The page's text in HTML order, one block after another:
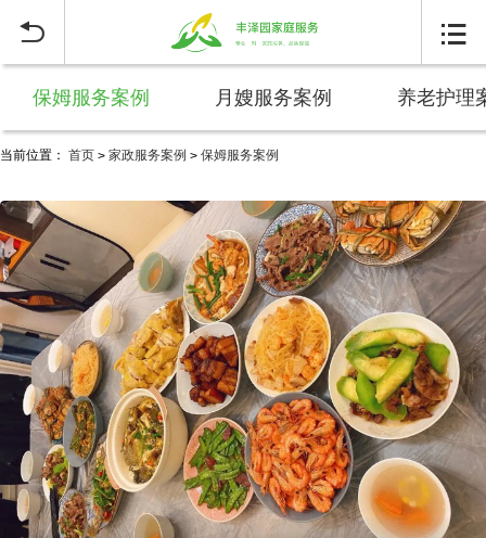
 
保姆服务案例 月嫂服务案例 养老护理
当前位置： 首页 > 家政服务案例 > 保姆服务案例